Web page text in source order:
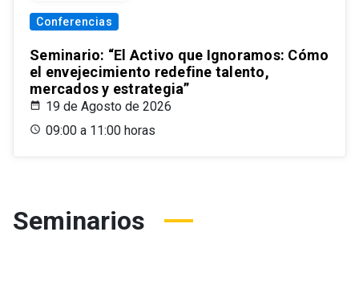
Conferencias
Seminario: “El Activo que Ignoramos: Cómo
el envejecimiento redefine talento,
mercados y estrategia”
19 de Agosto de 2026
09:00 a 11:00 horas
Seminarios